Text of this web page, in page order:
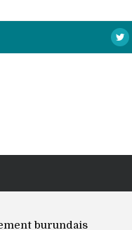
burundais